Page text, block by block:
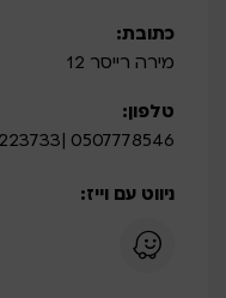
כתובת:
מירה רייסר 12
טלפון:
0507778546 |086223733
ניווט עם וייז: